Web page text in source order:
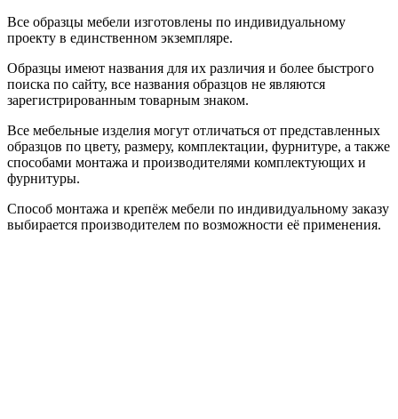
Все образцы мебели изготовлены по индивидуальному
проекту в единственном экземпляре.
Образцы имеют названия для их различия и более быстрого
поиска по сайту, все названия образцов не являются
зарегистрированным товарным знаком.
Все мебельные изделия могут отличаться от представленных
образцов по цвету, размеру, комплектации, фурнитуре, а также
способами монтажа и производителями комплектующих и
фурнитуры.
Способ монтажа и крепёж мебели по индивидуальному заказу
выбирается производителем по возможности её применения.